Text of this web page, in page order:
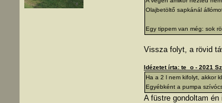
Olajbetöltő sapkánál
Egy tippem van még: sok
Vissza folyt, a rövid
Idézetet írta: te_o - 2021
Ha a 2 l nem kifolyt, akkor
Egyébként a pumpa
A füstre gondoltam